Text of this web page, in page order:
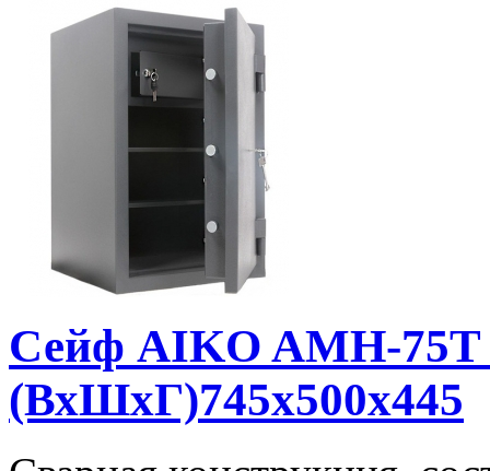
Сейф AIKO AMH-75T
(ВхШхГ)745x500x445